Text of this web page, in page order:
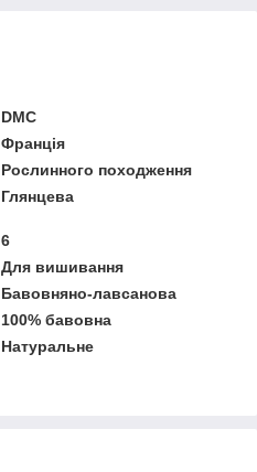
DMC
Франція
Рослинного походження
Глянцева
6
Для вишивання
Бавовняно-лавсанова
100% бавовна
Натуральне